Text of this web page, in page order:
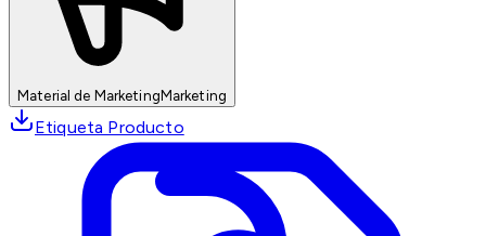
Material de MarketingMarketing
Etiqueta Producto